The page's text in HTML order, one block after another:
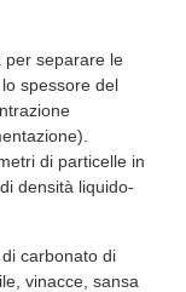
per separare le
spessore del
di particelle in
densità liquido-
carbonato di
vinacce, sansa